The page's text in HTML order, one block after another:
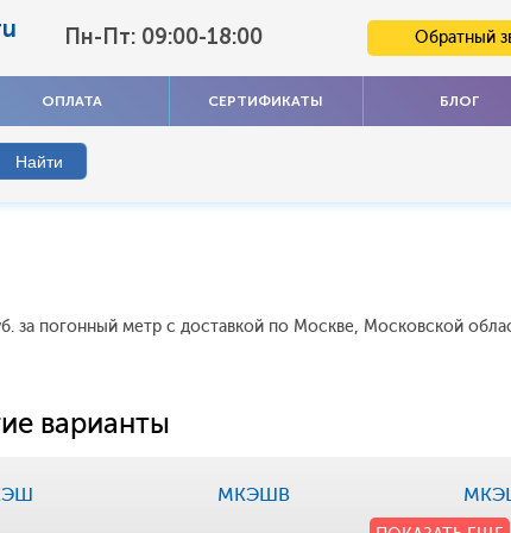
Пн-Пт: 09:00-18:00 Обратный
ОПЛАТА СЕРТИФИКАТЫ БЛОГ
за погонный метр с доставкой по Москве, Московской
варианты
МКЭШВ